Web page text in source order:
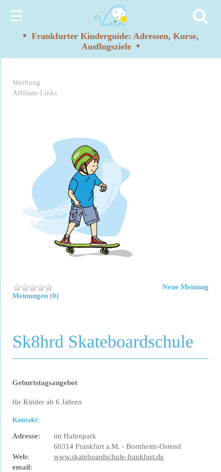
☰
• Frankfurter Kinderguide: Adressen, Kurse,
Ausflugsziele •
Werbung
Affiliate-Links
Meinungen (0)
Neue Meinung
Sk8hrd Skateboardschule
Geburtstagsangebot
für Kinder ab 6 Jahren
Kontakt:
Adresse:
im Hafenpark
60314 Frankfurt a.M. - Bornheim-Ostend
Web:
www.skateboardschule-frankfurt.de
email: